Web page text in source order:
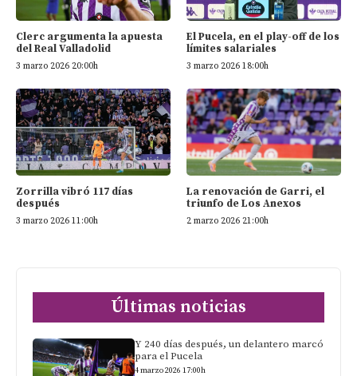
Clerc argumenta la apuesta
del Real Valladolid
3 marzo 2026 20:00h
El Pucela, en el play-off de los
límites salariales
3 marzo 2026 18:00h
Zorrilla vibró 117 días
después
3 marzo 2026 11:00h
La renovación de Garri, el
triunfo de Los Anexos
2 marzo 2026 21:00h
Últimas noticias
Y 240 días después, un delantero marcó
para el Pucela
4 marzo 2026 17:00h